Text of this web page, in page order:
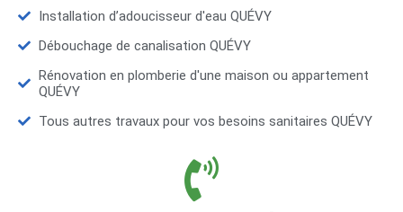
Installation d’adoucisseur d'eau QUÉVY
Débouchage de canalisation QUÉVY
Rénovation en plomberie d'une maison ou appartement
QUÉVY
Tous autres travaux pour vos besoins sanitaires QUÉVY